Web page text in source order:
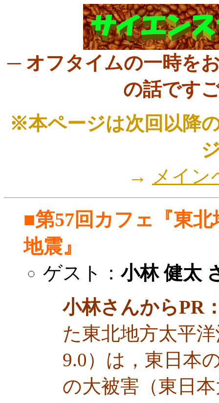
─ オフタイムの一時を
の話です
※本ページは次回以降
→ メイン
■第57回カフェ『東
地震』
ゲスト：小林 健太
小林さんからPR
た東北地方太平
9.0）は，東日本
の大被害（東日